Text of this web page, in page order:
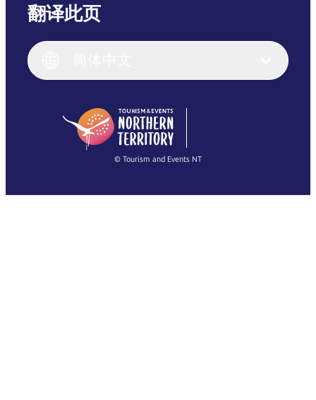
翻译此页
English (US)
English
(Singapore)
Français
繁體中文
© Tourism and Events NT